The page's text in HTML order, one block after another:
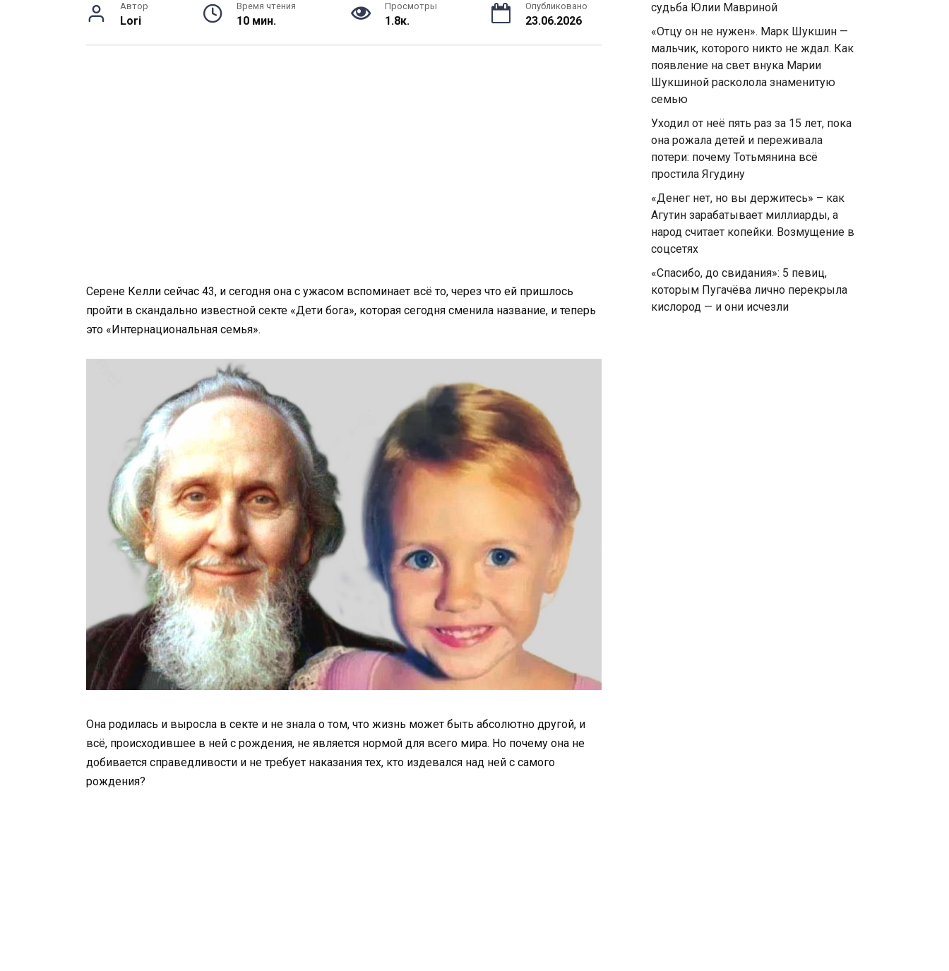
Автор
Lori
Время чтения
10 мин.
Просмотры
1.8к.
Опубликовано
23.06.2026
Серене Келли сейчас 43, и сегодня она с ужасом вспоминает всё то, через что ей пришлось
пройти в скандально известной секте «Дети бога», которая сегодня сменила название, и теперь
это «Интернациональная семья».
Она родилась и выросла в секте и не знала о том, что жизнь может быть абсолютно другой, и
всё, происходившее в ней с рождения, не является нормой для всего мира. Но почему она не
добивается справедливости и не требует наказания тех, кто издевался над ней с самого
рождения?
судьба Юлии Мавриной
«Отцу он не нужен». Марк Шукшин —
мальчик, которого никто не ждал. Как
появление на свет внука Марии
Шукшиной расколола знаменитую
семью
Уходил от неё пять раз за 15 лет, пока
она рожала детей и переживала
потери: почему Тотьмянина всё
простила Ягудину
«Денег нет, но вы держитесь» – как
Агутин зарабатывает миллиарды, а
народ считает копейки. Возмущение в
соцсетях
«Спасибо, до свидания»: 5 певиц,
которым Пугачёва лично перекрыла
кислород — и они исчезли